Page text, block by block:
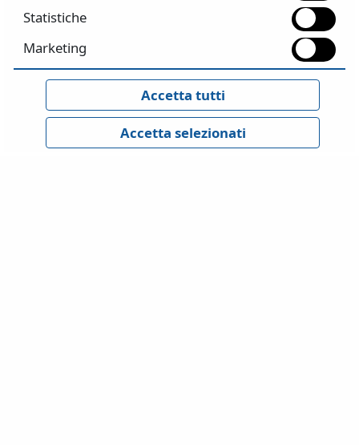
: amministrazione@stadata.com
strutture@stadata.com
GDPR
Privacy Policy
Statistiche
Marketing